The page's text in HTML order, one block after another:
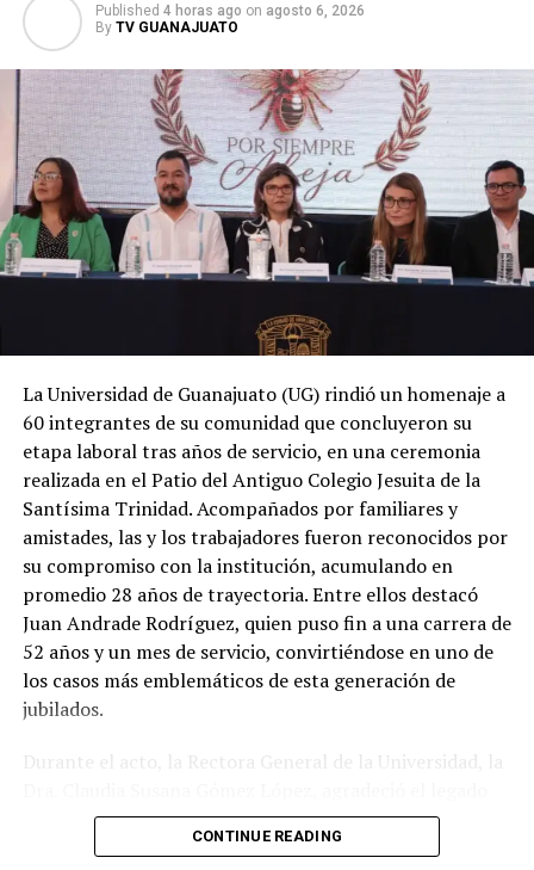
Published 4 horas ago on agosto 6, 2026
By TV GUANAJUATO
La Universidad de Guanajuato (UG) rindió un homenaje a
60 integrantes de su comunidad que concluyeron su
etapa laboral tras años de servicio, en una ceremonia
realizada en el Patio del Antiguo Colegio Jesuita de la
Santísima Trinidad. Acompañados por familiares y
amistades, las y los trabajadores fueron reconocidos por
su compromiso con la institución, acumulando en
promedio 28 años de trayectoria. Entre ellos destacó
Juan Andrade Rodríguez, quien puso fin a una carrera de
52 años y un mes de servicio, convirtiéndose en uno de
los casos más emblemáticos de esta generación de
jubilados.
Durante el acto, la Rectora General de la Universidad, la
de quienes dedicaron gran parte de su vida a fortalecer
la máxima casa de estudios del estado. En su mensaje,
CONTINUE READING